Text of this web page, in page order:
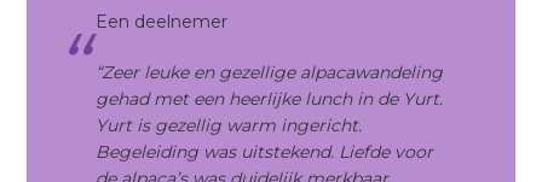
Een deelnemer
“Zeer leuke en gezellige alpacawandeling
gehad met een heerlijke lunch in de Yurt.
Yurt is gezellig warm ingericht.
Begeleiding was uitstekend. Liefde voor